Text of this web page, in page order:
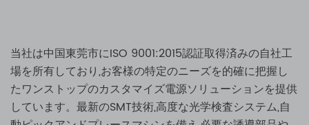
当社は中国東莞市にISO 9001:2015認証取得済みの自社工
場を所有しており,お客様の特定のニーズを的確に把握し
たワンストップのカスタマイズ電源ソリューションを提供
しています。最新のSMT技術,高度な光学検査システム,自